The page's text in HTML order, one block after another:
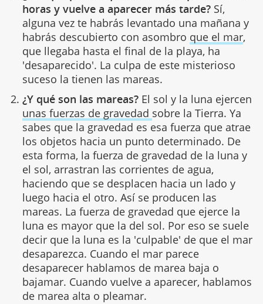
horas y vuelve a aparecer más tarde?Sí,
alguna vez te habrás levantado una mañana y
habrás descubierto con asombro que el mar,
que llegaba hasta el final de la playa, ha
'desaparecido'. La culpa de este misterioso
suceso la tienen las mareas.
¿Y qué son las mareas?El sol y la luna ejercen
unas fuerzas de gravedad sobre la Tierra. Ya
sabes que la gravedad es esa fuerza que atrae
los objetos hacia un punto determinado. De
esta forma, la fuerza de gravedad de la luna y
el sol, arrastran las corrientes de agua,
haciendo que se desplacen hacia un lado y
luego hacia el otro. Así se producen las
mareas. La fuerza de gravedad que ejerce la
luna es mayor que la del sol. Por eso se suele
decir que la luna es la 'culpable' de que el mar
desaparezca. Cuando el mar parece
desaparecer hablamos de marea baja o
bajamar. Cuando vuelve a aparecer, hablamos
de marea alta o pleamar.